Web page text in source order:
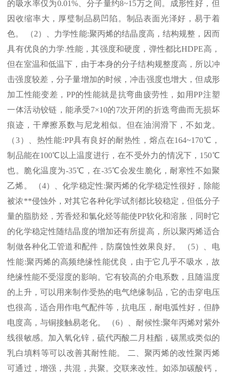
的吸水率仅为0.01%、分子量约8~15万之间。成形性好，但
因收缩率大，厚璧制品易凹陷。制品表面光泽好，易于着
色。 （2）、力学性能:聚丙烯的结晶度高，结构规整，因而
具有优良的力学.性能，其强度和硬度，弹性都比HDPE高，
但在室温和低温下，由于本身的分子结构规整度高，所以冲
击强度较差，分子量增加的时候，冲击强度也增大，但成形
加工性能变差， PP的性能就是抗弯曲疲劳性，如用PP注塑
一体活动铰链，能承受7×10的7次开闭的折迭弯曲而无损坏
痕迹，干摩擦系数与尼龙相似。但在油润滑下，不如龙。
（3）、热性能:PP具有良好的耐热性，熔点在164~170℃ ，
制品能在100℃ 以上温度进行，在不受外力的情况下， 150℃
也。脆化温度为-35℃ ，在-35℃会发生脆化，耐寒性不如聚
乙烯。 （4）、化学稳定性:聚丙烯的化学稳定性很好，除能
被浓**侵蚀外，对其它各种化学试剂都比较稳定，但低分子
量的脂肪烃，芳香烃和氯化烃等能使PP软化和溶胀，同时它
的化学稳定性随结晶度的增加还有所提高，所以聚丙烯适合
制做各种化工管道和配件，防腐蚀性效果良好。 （5）、电
性能:聚丙烯的高频绝缘性能优良，由于它几乎不吸水，故
绝缘性能不受湿度的影响。它有较高的介电系数，且随温度
的上升，可以用来制作受热的电气绝缘制品，它的击穿电压
也很高，适合用作电气配件等，抗电压，耐电弧性好，但静
电度高，与铜接触易老化。 （6）、耐候性:聚年丙烯对紫外
线很敏感。加入氧化锌，硫代丙酸二月桂酯，碳黑或类似的
乳白填料等可以改善其耐性能。 二、聚丙烯的改性聚丙烯
可通过，增强，共混，共聚。交联来改性。如添加碳酸钙，